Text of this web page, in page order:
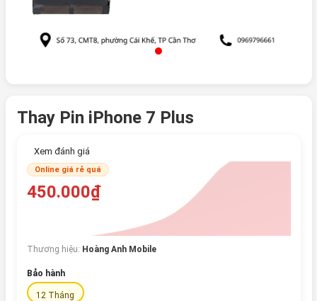
Thay Pin iPhone 7 Plus
Xem đánh giá
Online giá rẻ quá
450.000₫
Thương hiệu: Hoàng Anh Mobile
Bảo hành
12 Tháng